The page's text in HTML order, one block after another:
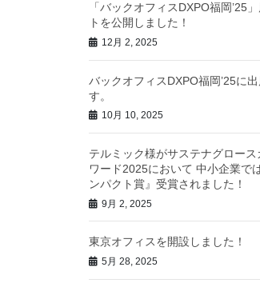
「バックオフィスDXPO福岡’25
トを公開しました！
12月 2, 2025
バックオフィスDXPO福岡’25に
す。
10月 10, 2025
テルミック様がサステナグロース
ワード2025において 中小企業で
ンパクト賞』受賞されました！
9月 2, 2025
東京オフィスを開設しました！
5月 28, 2025